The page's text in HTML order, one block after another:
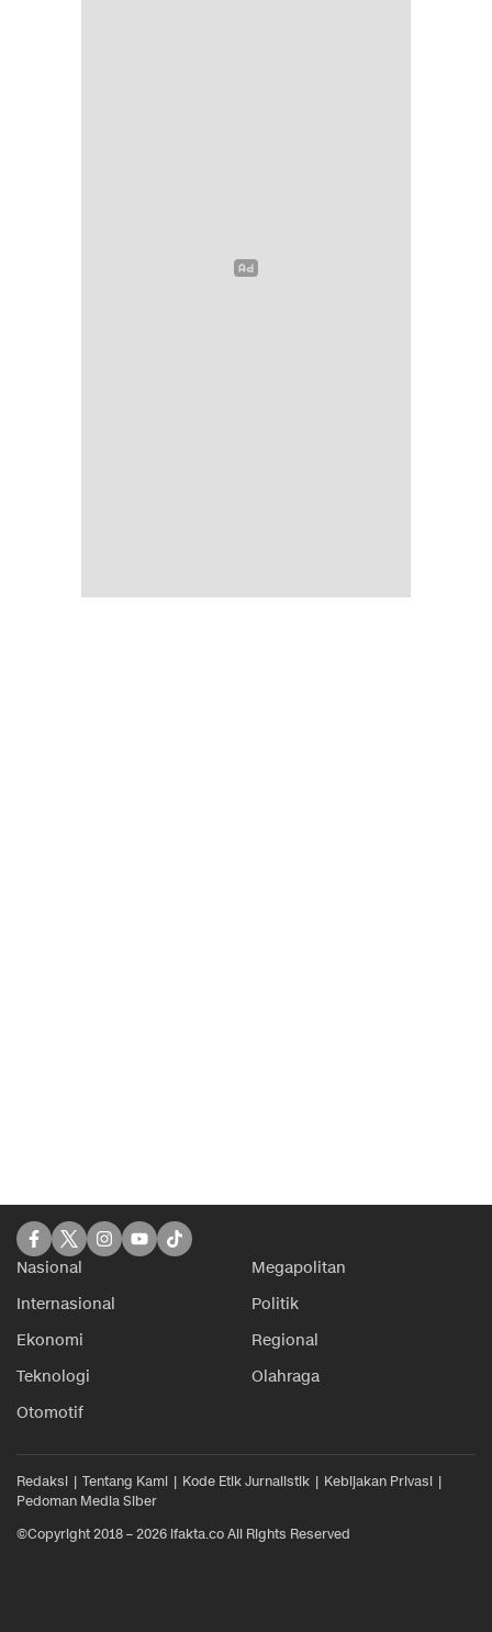
Nasional
Megapolitan
Internasional
Politik
Ekonomi
Regional
Teknologi
Olahraga
Otomotif
Redaksi Tentang Kami Kode Etik Jurnalistik
Kebijakan Privasi
Pedoman Media Siber
©Copyright 2018 – 2026 ifakta.co All Rights Reserved